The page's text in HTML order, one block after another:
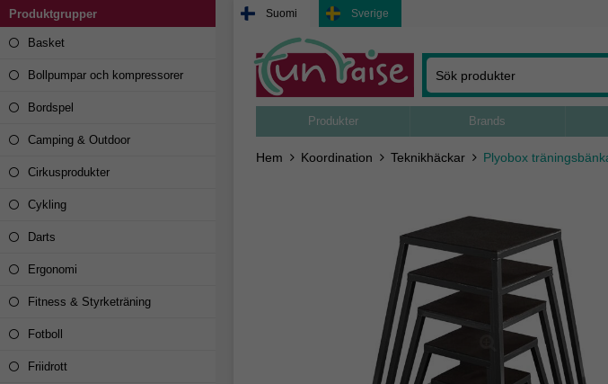
Suomi Sverige
Produkter Brands
Hem Koordination Teknikhäckar Plyobox
Produktgrupper
Basket
Bollpumpar och kompressorer
Bordspel
Camping & Outdoor
Cirkusprodukter
Cykling
Darts
Ergonomi
Fitness & Styrketräning
Fotboll
Friidrott